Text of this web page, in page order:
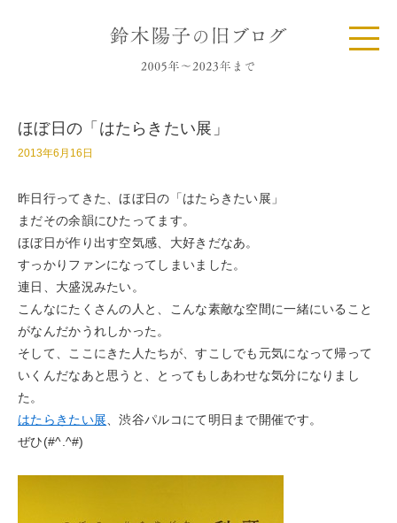
ほぼ日の「はたらきたい展」
2013年6月16日
昨日行ってきた、ほぼ日の「はたらきたい展」
まだその余韻にひたってます。
ほぼ日が作り出す空気感、大好きだなあ。
すっかりファンになってしまいました。
連日、大盛況みたい。
こんなにたくさんの人と、こんな素敵な空間に一緒にいること
がなんだかうれしかった。
そして、ここにきた人たちが、すこしでも元気になって帰って
いくんだなあと思うと、とってもしあわせな気分になりまし
た。
はたらきたい展 、渋谷パルコにて明日まで開催です。
ぜひ(#^.^#)